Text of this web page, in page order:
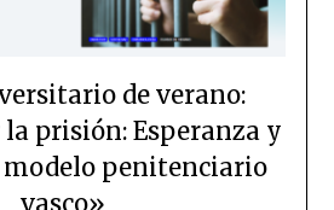
de verano:
prisión: Esperanza y
modelo penitenciario
vasco»